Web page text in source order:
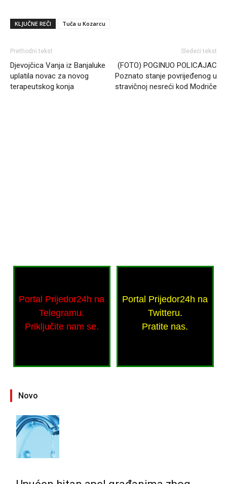
KLJUČNE REČI Tuča u Kozarcu
Prethodni tekst
Djevojčica Vanja iz Banjaluke
uplatila novac za novog
terapeutskog konja
Sledeći tekst
(FOTO) POGINUO POLICAJAC
Poznato stanje povrijeđenog u
stravičnoj nesreći kod Modriče
Portal Prijedor24h na
Telegramu.
Priključite nam se.
Portal Prijedor24h na
Twitteru.
Pratite nas.
Novo